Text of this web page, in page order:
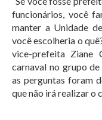
funcionários, você
manter a Unidade
você escolheria o
vice-prefeita Ziane
carnaval no grupo
as perguntas foram
que não irá realizar o